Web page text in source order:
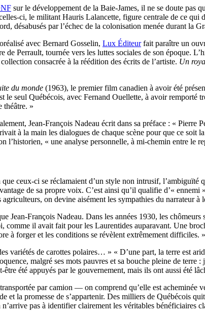
sur le développement de la Baie-James, il ne se doute pas
ci, le militant Hauris Lalancette, figure centrale de ce qui
désabusés par l’échec de la colonisation menée durant la
avec Bernard Gosselin, Lux Éditeurfait paraître un
Perrault, tournée vers les luttes sociales de son époque.
consacrée à la réédition des écrits de l’artiste. Un
du monde (1963), le premier film canadien à avoir été
le seul Québécois, avec Fernand Ouellette, à avoir
théâtre. »
Jean-François Nadeau écrit dans sa préface : « Pierre
à la main les dialogues de chaque scène pour que ce soit
l’historien, « une analyse personnelle, à mi-chemin entre le
ceux-ci se réclamaient d’un style non intrusif, l’ambiguïté
de sa propre voix. C’est ainsi qu’il qualifie d’« ennemi
on devine aisément les sympathies du narrateur à
François Nadeau. Dans les années 1930, les
il avait fait pour les Laurentides auparavant. Une
à forger et les conditions se révèlent extrêmement difficiles. »
de carottes polaires… » « D’une part, la terre est
malgré ses mots pauvres et sa bouche pleine de terre
été appuyés par le gouvernement, mais ils ont aussi été
par camion — on comprend qu’elle est acheminée
la promesse de s’appartenir. Des milliers de Québécois
pas à identifier clairement les véritables bénéficiaires